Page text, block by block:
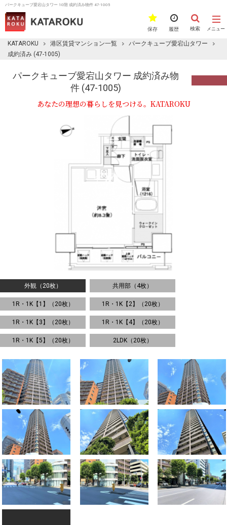
パークキューブ愛宕山タワー 10階 成約済み物件 47-1005
メニュー
検索
履歴
保存
KATAROKU 港区賃貸マンション一覧
パークキューブ愛宕山タワー
成約済み (47-1005)
パークキューブ愛宕山タワー 成約済み物
件 (47-1005)
あなたの理想の暮らしを見つける。KATAROKU
外観（20枚） 共用部（4枚）
1R・1K【1】（20枚） 1R・1K【2】（20枚）
1R・1K【3】（20枚） 1R・1K【4】（20枚）
1R・1K【5】（20枚） 2LDK（20枚）